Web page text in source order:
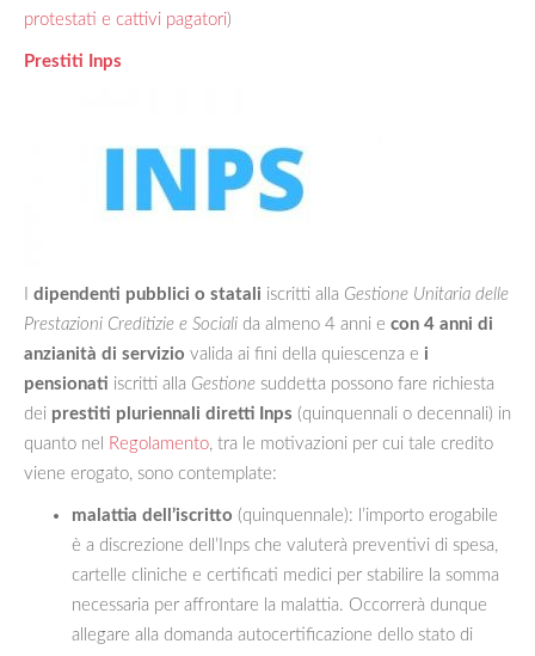
protestati e cattivi pagatori)
Prestiti Inps
dipendenti pubblici o statali iscritti alla Gestione Unitaria delle
Prestazioni Creditizie e Sociali da almeno 4 anni e con 4 anni di
anzianità di servizio valida ai fini della quiescenza e i
pensionati iscritti alla Gestione suddetta possono fare richiesta
dei prestiti pluriennali diretti Inps (quinquennali o decennali) in
quanto nel
Regolamento, tra le motivazioni per cui tale credito
viene erogato, sono contemplate:
malattia dell’iscritto (quinquennale): l’importo erogabile
è a discrezione dell’Inps che valuterà preventivi di spesa,
cartelle cliniche e certificati medici per stabilire la somma
necessaria per affrontare la malattia. Occorrerà dunque
allegare alla domanda autocertificazione dello stato di